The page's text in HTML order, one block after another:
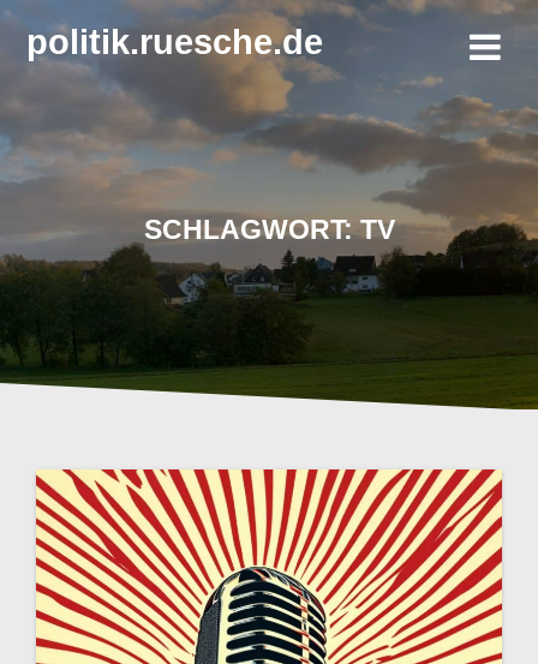
Zum
Inhalt
springen
politik.ruesche.de
SCHLAGWORT:TV